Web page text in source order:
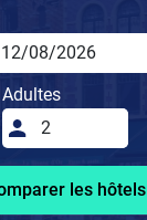
Adultes
les hôtels